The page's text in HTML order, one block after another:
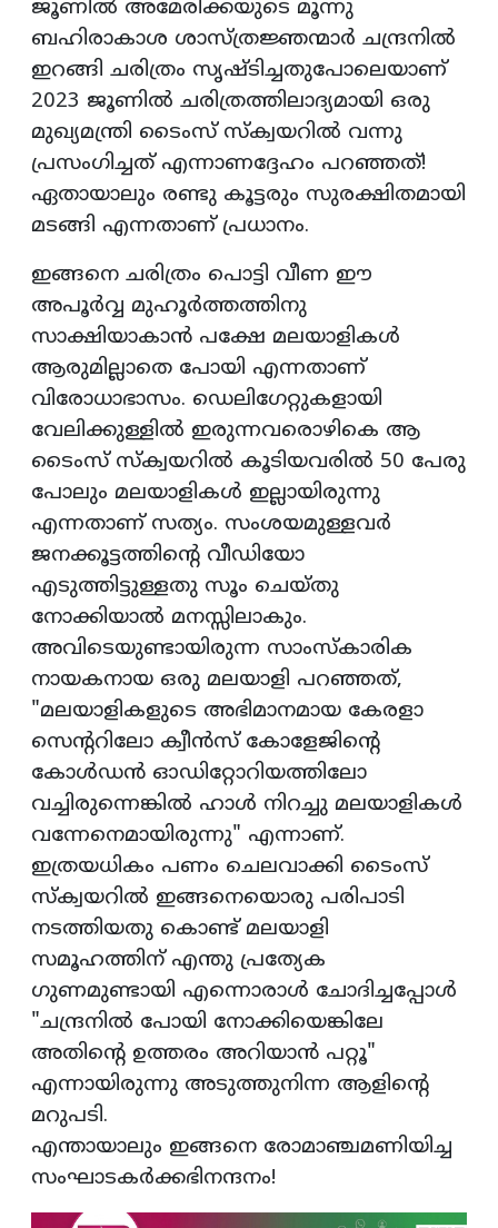
ജൂണിൽ അമേരിക്കയുടെ മൂന്നു
ബഹിരാകാശ ശാസ്ത്രജ്ഞന്മാർ ചന്ദ്രനിൽ
ഇറങ്ങി ചരിത്രം സൃഷ്ടിച്ചതുപോലെയാണ്
2023 ജൂണിൽ ചരിത്രത്തിലാദ്യമായി ഒരു
മുഖ്യമന്ത്രി ടൈംസ് സ്‌ക്വയറിൽ വന്നു
പ്രസംഗിച്ചത് എന്നാണദ്ദേഹം പറഞ്ഞത്!
ഏതായാലും രണ്ടു കൂട്ടരും സുരക്ഷിതമായി
മടങ്ങി എന്നതാണ് പ്രധാനം.
ഇങ്ങനെ ചരിത്രം പൊട്ടി വീണ ഈ
അപൂർവ്വ മുഹൂർത്തത്തിനു
സാക്ഷിയാകാൻ പക്ഷേ മലയാളികൾ
ആരുമില്ലാതെ പോയി എന്നതാണ്
വിരോധാഭാസം. ഡെലിഗേറ്റുകളായി
വേലിക്കുള്ളിൽ ഇരുന്നവരൊഴികെ ആ
ടൈംസ് സ്‌ക്വയറിൽ കൂടിയവരിൽ 50 പേരു
പോലും മലയാളികൾ ഇല്ലായിരുന്നു
എന്നതാണ് സത്യം. സംശയമുള്ളവർ
ജനക്കൂട്ടത്തിന്റെ വീഡിയോ
എടുത്തിട്ടുള്ളതു സൂം ചെയ്‌തു
നോക്കിയാൽ മനസ്സിലാകും.
അവിടെയുണ്ടായിരുന്ന സാംസ്‌കാരിക
നായകനായ ഒരു മലയാളി പറഞ്ഞത്,
"മലയാളികളുടെ അഭിമാനമായ കേരളാ
സെന്ററിലോ ക്വീൻസ് കോളേജിന്റെ
കോൾഡൻ ഓഡിറ്റോറിയത്തിലോ
വച്ചിരുന്നെങ്കിൽ ഹാൾ നിറച്ചു മലയാളികൾ
വന്നേനെമായിരുന്നു" എന്നാണ്.
ഇത്രയധികം പണം ചെലവാക്കി ടൈംസ്
സ്‌ക്വയറിൽ ഇങ്ങനെയൊരു പരിപാടി
നടത്തിയതു കൊണ്ട് മലയാളി
സമൂഹത്തിന് എന്തു പ്രത്യേക
ഗുണമുണ്ടായി എന്നൊരാൾ ചോദിച്ചപ്പോൾ
"ചന്ദ്രനിൽ പോയി നോക്കിയെങ്കിലേ
അതിന്റെ ഉത്തരം അറിയാൻ പറ്റൂ"
എന്നായിരുന്നു അടുത്തുനിന്ന ആളിന്റെ
മറുപടി.
എന്തായാലും ഇങ്ങനെ രോമാഞ്ചമണിയിച്ച
സംഘാടകർക്കഭിനന്ദനം!